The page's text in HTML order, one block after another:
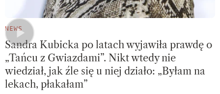
NEWS
Sandra Kubicka po latach wyjawiła prawdę o
„Tańcu z Gwiazdami”. Nikt wtedy nie
wiedział, jak źle się u niej działo: „Byłam na
lekach, płakałam”